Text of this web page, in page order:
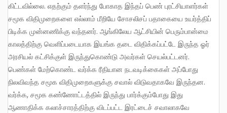
கிட்டவில்லை. எதற்கும் தளர்ந்து போகாத இந்தப் பெண் புரட்சியாளர்கள்
சமூக விதிமுறைகளை எல்லாம் மீறியே சோசலிசப் பதாகையை உயர்த்திப்
பிடிக்க முன்னணிக்கு வந்தனர். ஆங்கிலேய ஆட்சியின் பெரும்பான்மை
காலத்திற்கு வெளிப்படையாக இயங்க தடை விதிக்கப்பட்டே இருந்த ஓர்
அரசியல் கட்சிக்குள் இருந்துகொண்டு அவர்கள் செயல்பட்டனர்.
பெண்கள் மேற்கொண்ட வர்க்க ரீதியான நடவடிக்கைகள் அப்போது
நிலவிவந்த சமூக விதிமுறைகளுக்கு சவால் விடுவதாகவே இருந்தன.
வர்க்க, சமூக கண்ணோட்டத்தில் இருந்து பார்க்கும்போது இது
ஆணாதிக்க கலாச்சாரத்திற்கு விடப்பட்ட இரட்டைச் சவாலாகவே